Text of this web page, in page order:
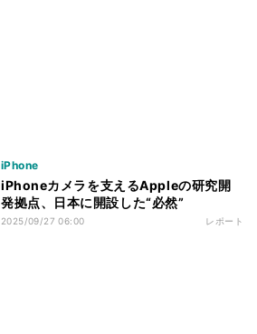
iPhone
iPhoneカメラを支えるAppleの研究開
発拠点、日本に開設した“必然”
2025/09/27 06:00 レポート